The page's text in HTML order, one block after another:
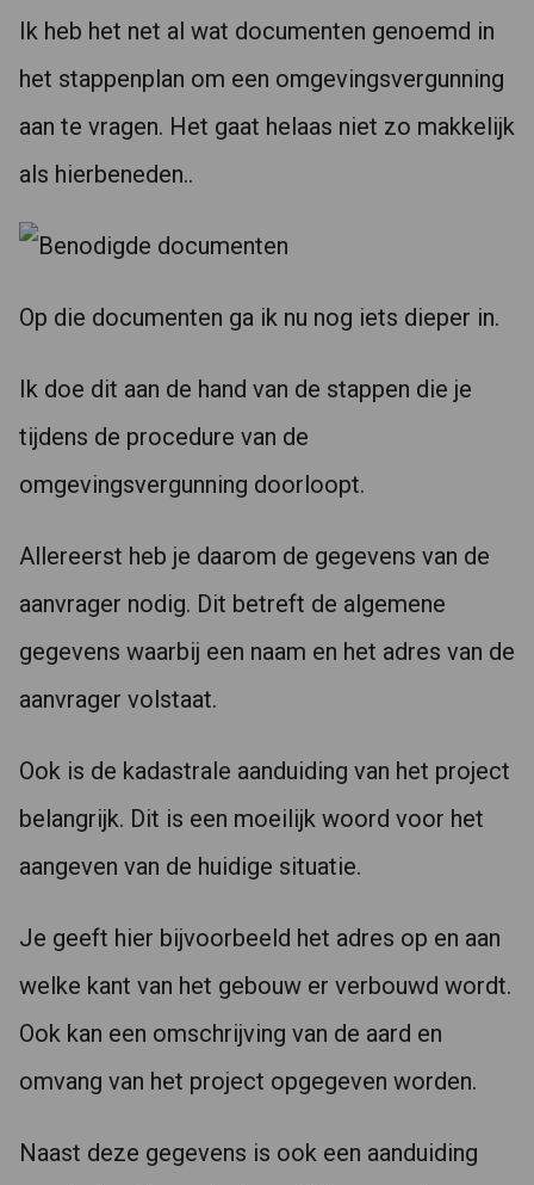
Ik heb het net al wat documenten genoemd in
het stappenplan om een omgevingsvergunning
aan te vragen. Het gaat helaas niet zo makkelijk
als hierbeneden..
Op die documenten ga ik nu nog iets dieper in.
Ik doe dit aan de hand van de stappen die je
tijdens de procedure van de
omgevingsvergunning doorloopt.
Allereerst heb je daarom de gegevens van de
aanvrager nodig. Dit betreft de algemene
gegevens waarbij een naam en het adres van de
aanvrager volstaat.
Ook is de kadastrale aanduiding van het project
belangrijk. Dit is een moeilijk woord voor het
aangeven van de huidige situatie.
Je geeft hier bijvoorbeeld het adres op en aan
welke kant van het gebouw er verbouwd wordt.
Ook kan een omschrijving van de aard en
omvang van het project opgegeven worden.
Naast deze gegevens is ook een aanduiding